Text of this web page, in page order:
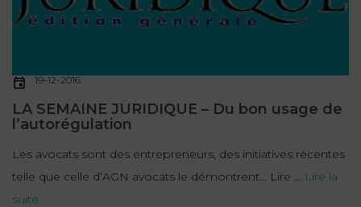
19-12-2016
LA SEMAINE JURIDIQUE – Du bon usage de
l’autorégulation
Les avocats sont des entrepreneurs, des initiatives récentes
telle que celle d’AGN avocats le démontrent… Lire ... Lire la
suite